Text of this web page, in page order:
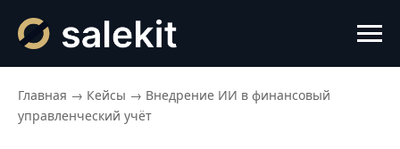
Главная → Кейсы → Внедрение ИИ в финансовый
управленческий учёт